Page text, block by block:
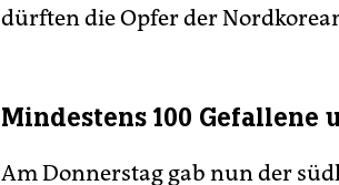
dürften die Opfer der
Mindestens 100 Gefallene
Am Donnerstag gab nun der